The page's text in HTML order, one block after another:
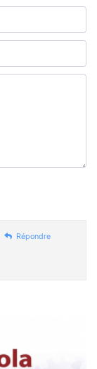
Répondre